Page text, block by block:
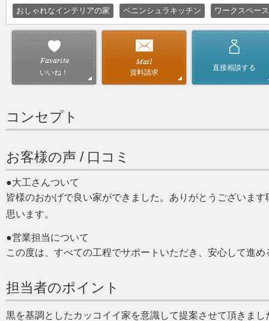
おしゃれなインテリアの家 ペニンシュラキッチン ワークスペース
いいね！ 資料請求
直接相談する
コンセプト
お客様の声 / 口コミ
●大工さんついて
皆様のおかげで良い家ができました。ありがとうございま
思います。
●営業担当について
この度は、すべての工程でサポートいただき、安心して進
担当者のポイント
黒を基調としたカッコイイ家を意識して提案させて頂きま